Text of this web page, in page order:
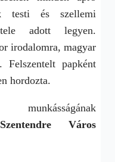
testi és szellemi
adott legyen.
irodalomra, magyar
Felszentelt papként
hordozta.
Szentendre Város